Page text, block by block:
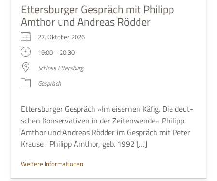
Ettersburger Gespräch mit Philipp
Amthor und Andreas Rödder
27. Okto­ber 2026
19:00 – 20:30
Schloss Etters­burg
Gespräch
Etters­bur­ger Gespräch »Im eiser­nen Käfig. Die deut­
schen Kon­ser­va­ti­ven in der Zei­ten­wende« Phil­ipp
Amt­hor und Andreas Röd­der im Gespräch mit Peter
Krause Phil­ipp Amt­hor, geb. 1992 […]
Wei­tere Informationen